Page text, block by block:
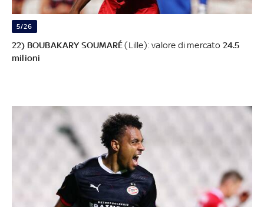
5/26
22) BOUBAKARY SOUMARÉ(Lille): valore di mercato 24.5
milioni